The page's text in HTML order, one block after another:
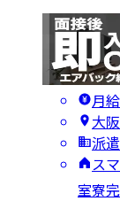
月
大
派
ス
室寮